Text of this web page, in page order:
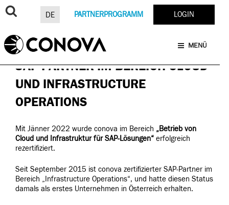
Zum
Inhalt
DE PARTNERPROGRAMM LOGIN
MENÜ
8. MÄRZ 2022
VERÖFFENTLICHT
AM
CONOVA IST REZERTIFIZIERTER
SAP-PARTNER IM BEREICH CLOUD
UND INFRASTRUCTURE
OPERATIONS
Mit Jänner 2022 wurde conova im Bereich „Betrieb von
Cloud und Infrastruktur für SAP-Lösungen“ erfolgreich
rezertifiziert.
Seit September 2015 ist conova zertifizierter SAP-Partner im
Bereich „Infrastructure Operations“, und hatte diesen Status
damals als erstes Unternehmen in Österreich erhalten.